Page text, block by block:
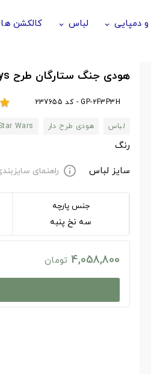
دمپایی keyboard_arrow_down لباس keyboard_arrow_down کالکشن ها
هودی جنگ ستارگان طرح STAR WARS Boys
GP-2F3P3H - کد 237655 star
لباس
هودی طرح دار Wars
رنگ
سایز لباس
info راهنمای
جنس پارچه
سه نخ پنبه
4,058,800 تومان